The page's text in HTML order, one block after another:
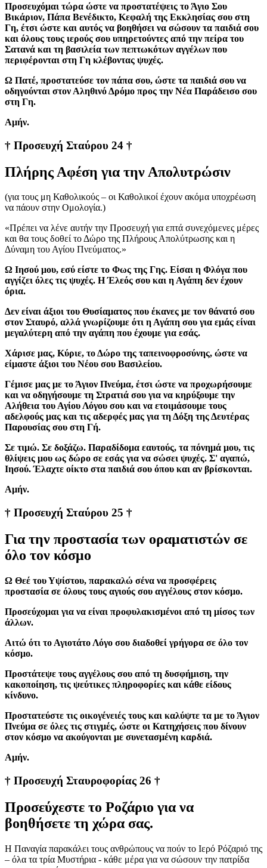
Προσευχόμαι τώρα ώστε να προστατέψεις το Άγιο Σου
Βικάριον, Πάπα Βενέδικτο, Κεφαλή της Εκκλησίας σου στη
Γη, έτσι ώστε και αυτός να βοηθήσει να σώσουν τα παιδιά σου
και όλους τους ιερούς σου υπηρετούντες από την πείρα του
Σατανά και τη βασιλεία των πεπτωκότων αγγέλων που
περιφέρονται στη Γη κλέβοντας ψυχές.
Ω Πατέ, προστατεύσε τον πάπα σου, ώστε τα παιδιά σου να
οδηγούνται στον Αληθινό Δρόμο προς την Νέα Παράδεισο σου
στη Γη.
Aμήν.
† Προσευχή Σταύρου 24 †
Πλήρης Αφέση για την Απολυτρώσιν
(για τους μη Καθολικούς – οι Καθολικοί έχουν ακόμα υποχρέωση
να πάουν στην Ομολογία.)
«Πρέπει να λένε αυτήν την Προσευχή για επτά συνεχόμενες μέρες
και θα τους δοθεί το Δώρο της Πλήρους Απολύτρωσης και η
Δύναμη του Αγίου Πνεύματος.»
Ω Ιησού μου, εσύ είστε το Φως της Γης. Είσαι η Φλόγα που
αγγίζει όλες τις ψυχές. Η Έλεός σου και η Αγάπη δεν έχουν
όρια.
Δεν είναι άξιοι του Θυσίαματος που έκανες με τον θάνατό σου
στον Σταυρό, αλλά γνωρίζουμε ότι η Αγάπη σου για εμάς είναι
μεγαλύτερη από την αγάπη που έχουμε για εσάς.
Χάρισε μας, Κύριε, το Δώρο της ταπεινοφροσύνης, ώστε να
είμαστε άξιοι του Νέου σου Βασιλείου.
Γέμισε μας με το Άγιον Πνεύμα, έτσι ώστε να προχωρήσουμε
και να οδηγήσουμε τη Στρατιά σου για να κηρύξουμε την
Αλήθεια του Αγίου Λόγου σου και να ετοιμάσουμε τους
αδελφούς μας και τις αδερφές μας για τη Δόξη της Δευτέρας
Παρουσίας σου στη Γή.
Σε τιμώ. Σε δοξάζω. Παραδίδομα εαυτούς, τα πόνημά μου, τις
θλίψεις μου ως δώρο σε εσάς για να σώσει ψυχές. Σ' αγαπώ,
Ιησού. Έλαχτε οίκτο στα παιδιά σου όπου και αν βρίσκονται.
Aμήν.
† Προσευχή Σταύρου 25 †
Για την προστασία των οραματιστών σε
όλο τον κόσμο
Ω Θεέ του Υψίστου, παρακαλώ σένα να προσφέρεις
προστασία σε όλους τους αγιούς σου αγγέλους στον κόσμο.
Προσεύχομαι για να είναι προφυλακισμένοι από τη μίσος των
άλλων.
Αιτώ ότι το Αγιοτάτο Λόγο σου διαδοθεί γρήγορα σε όλο τον
κόσμο.
Προστάτεψε τους αγγέλους σου από τη δυσφήμιση, την
κακοποίηση, τις ψεύτικες πληροφορίες και κάθε είδους
κίνδυνο.
Προστατεύστε τις οικογένειές τους και καλύψτε τα με το Άγιον
Πνεύμα σε όλες τις στιγμές, ώστε οι Κατηχήσεις που δίνουν
στον κόσμο να ακούγονται με συνετασμένη καρδιά.
Aμήν.
† Προσευχή Σταυροφορίας 26 †
Προσεύχεστε το Ροζάριο για να
βοηθήσετε τη χώρα σας.
Η Παναγία παρακάλει τους ανθρώπους να πούν το Ιερό Ρόζαριό της
– όλα τα τρία Μυστήρια - κάθε μέρα για να σώσουν την πατρίδα